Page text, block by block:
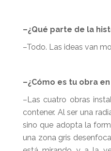
–¿Qué parte de la
–Todo. Las ideas van
–¿Cómo es tu obra
–Las cuatro obras
contener. Al ser una
sino que adopta la
una zona gris